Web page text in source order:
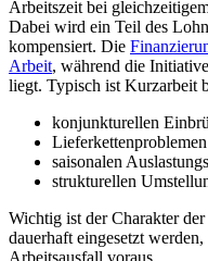
Arbeitszeit bei
Dabei wird ein Teil des
kompensiert. Die
Arbeit, während die
liegt. Typisch ist Kurzarbeit
konjunkturellen
Lieferkettenproblemen
saisonalen
strukturellen
Wichtig ist der Charakter
dauerhaft eingesetzt